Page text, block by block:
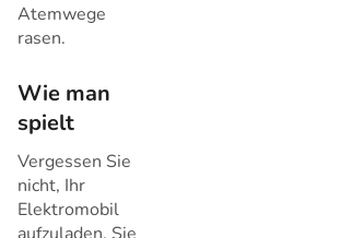
Atemwege
rasen.
Wie man
spielt
Vergessen Sie
nicht, Ihr
Elektromobil